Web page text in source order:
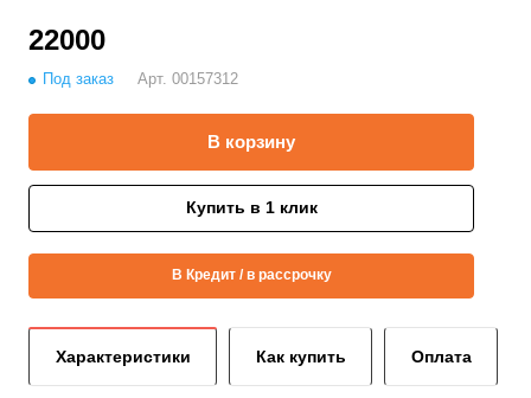
22000
Под заказ Арт. 00157312
В корзину
Купить в 1 клик
В Кредит / в рассрочку
Характеристики Как купить Оплата